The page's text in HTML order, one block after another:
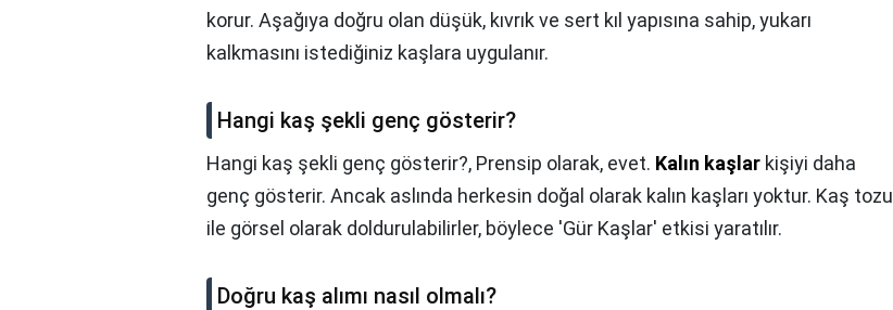
korur. Aşağıya doğru olan düşük, kıvrık ve sert kıl yapısına sahip, yukarı
kalkmasını istediğiniz kaşlara uygulanır.
Hangi kaş şekli genç gösterir?
Hangi kaş şekli genç gösterir?, Prensip olarak, evet. Kalın kaşlar kişiyi daha
genç gösterir. Ancak aslında herkesin doğal olarak kalın kaşları yoktur. Kaş tozu
ile görsel olarak doldurulabilirler, böylece 'Gür Kaşlar' etkisi yaratılır.
Doğru kaş alımı nasıl olmalı?